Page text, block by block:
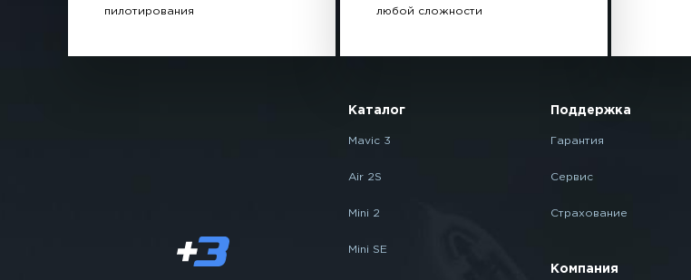
пилотирования
любой сложности
Каталог
Mavic 3
Air 2S
Mini 2
Mini SE
Поддержка
Гарантия
Сервис
Страхование
Компания